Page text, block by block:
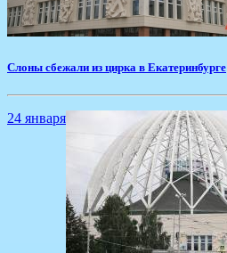
Слоны сбежали из цирка в Екатеринбурге
24 января